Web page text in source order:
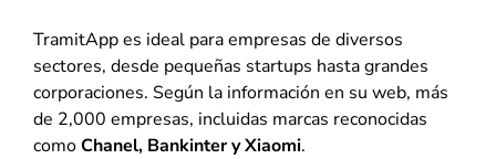
TramitApp es ideal para empresas de diversos
sectores, desde pequeñas startups hasta grandes
corporaciones. Según la información en su web, más
de 2,000 empresas, incluidas marcas reconocidas
comoChanel, Bankinter y Xiaomi.